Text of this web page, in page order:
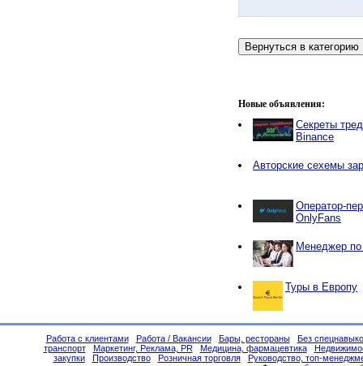
Новые объявления:
Секреты
Binance
Авторские сехемы
Оператор-
OnlyFans
Менеджер по
Туры в Европу
Работа с клиентами Работа / Вакансии Бары, рестораны
Без
транспорт
Маркетинг, Реклама, PR Медицина, фармацевтика
закупки
Производство Розничная торговля
Руководство, топ-